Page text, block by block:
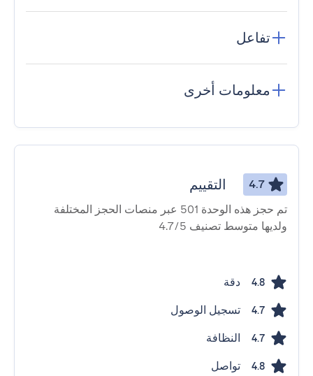
تفاعل
معلومات أخرى
4.7 التقييم
تم حجز هذه الوحدة 501 عبر منصات الحجز المختلفة
ولديها متوسط ​​تصنيف 4.7/5
4.8 دقة
4.7 تسجيل الوصول
4.7 النظافة
4.8 تواصل